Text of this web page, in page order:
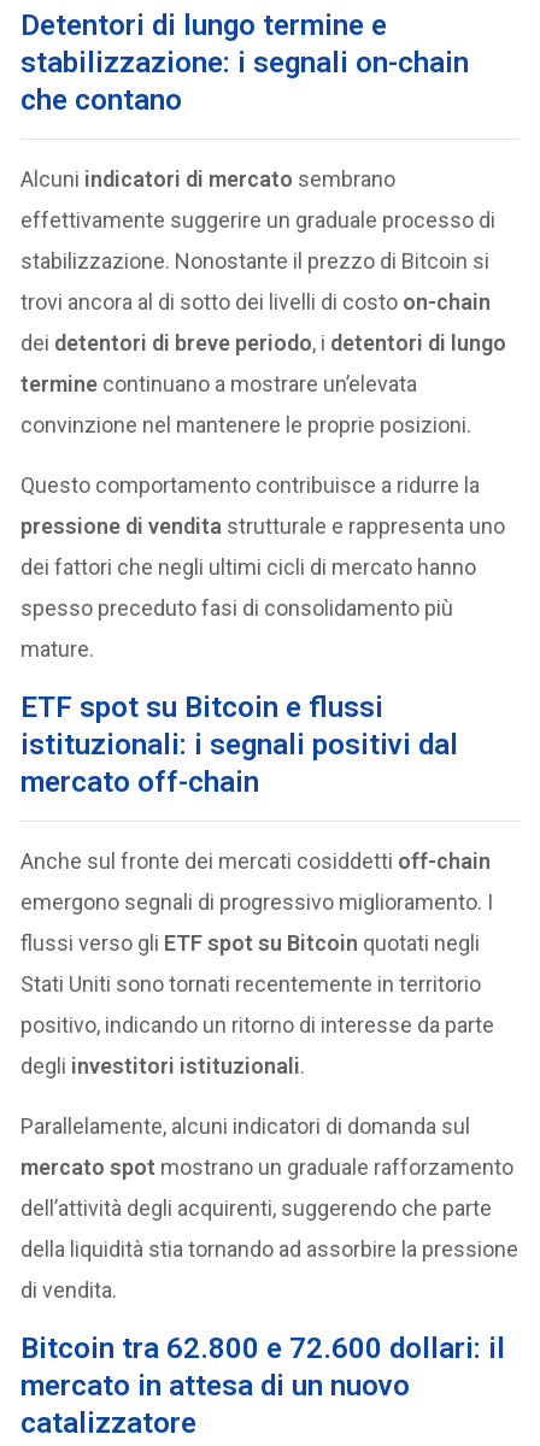
Detentori di lungo termine e
stabilizzazione: i segnali on-chain
che contano
Alcuni indicatori di mercato sembrano
effettivamente suggerire un graduale processo di
stabilizzazione. Nonostante il prezzo di Bitcoin si
trovi ancora al di sotto dei livelli di costo on-chain
dei detentori di breve periodo, i detentori di lungo
termine continuano a mostrare un’elevata
convinzione nel mantenere le proprie posizioni.
Questo comportamento contribuisce a ridurre la
pressione di vendita strutturale e rappresenta uno
dei fattori che negli ultimi cicli di mercato hanno
spesso preceduto fasi di consolidamento più
mature.
ETF spot su Bitcoin e flussi
istituzionali: i segnali positivi dal
mercato off-chain
Anche sul fronte dei mercati cosiddetti off-chain
emergono segnali di progressivo miglioramento. I
flussi verso gli ETF spot su Bitcoin quotati negli
Stati Uniti sono tornati recentemente in territorio
positivo, indicando un ritorno di interesse da parte
degli investitori istituzionali.
Parallelamente, alcuni indicatori di domanda sul
mercato spot mostrano un graduale rafforzamento
dell’attività degli acquirenti, suggerendo che parte
della liquidità stia tornando ad assorbire la pressione
di vendita.
Bitcoin tra 62.800 e 72.600 dollari: il
mercato in attesa di un nuovo
catalizzatore